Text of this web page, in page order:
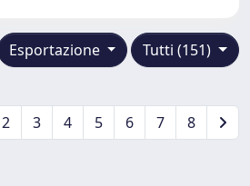
Tutti (151)
Esportazione
2 3 4 5 6 7 8